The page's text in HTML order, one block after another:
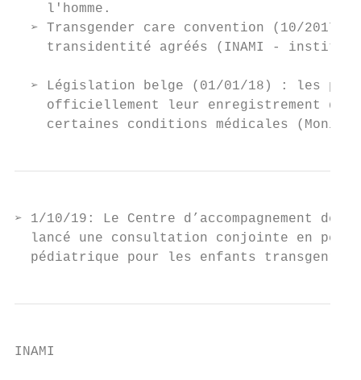
    l'homme.
➢ Transgender care convention (10/2017)
transidentité agréés (INAMI -
➢ Législation belge (01/01/18) : les
officiellement leur enregistrement de
certaines conditions médicales
➢ 1/10/19: Le Centre d’accompagnement
lancé une consultation conjointe en
  pédiatrique pour les enfants transgenres.
INAMI